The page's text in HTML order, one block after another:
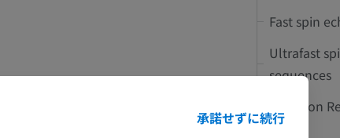
Fast spin
Ultrafast
sequences
Inversion
FLAIR
承諾せずに続行